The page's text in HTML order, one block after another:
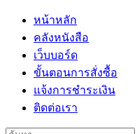
หน้าหลัก
คลังหนังสือ
เว็บบอร์ด
ขั้นตอนการสั่งซื้อ
แจ้งการชำระเงิน
ติดต่อเรา